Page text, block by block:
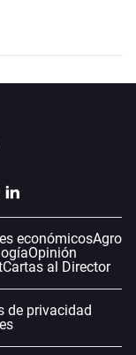
económicosAgro
Opinión
Cartas al Director
de privacidad